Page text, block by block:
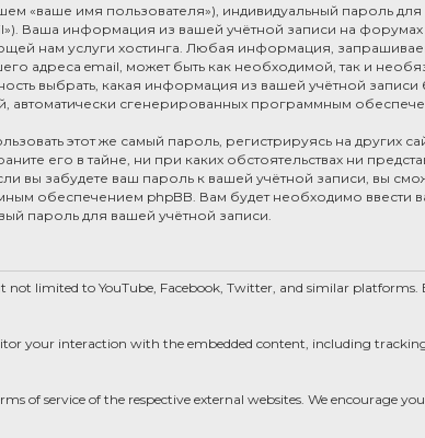
«ваше имя пользователя»), индивидуальный пароль для
Ваша информация из вашей учётной записи на форумах
нам услуги хостинга. Любая информация,
адреса email, может быть как необходимой, так и
выбрать, какая информация из вашей учётной записи
автоматически сгенерированных программным
этот же самый пароль, регистрируясь на других
его в тайне, ни при каких обстоятельствах ни
вы забудете ваш пароль к вашей учётной записи, вы
обеспечением phpBB. Вам будет необходимо ввести
пароль для вашей учётной записи.
limited to YouTube, Facebook, Twitter, and similar platforms.
your interaction with the embedded content, including
of service of the respective external websites. We encourage